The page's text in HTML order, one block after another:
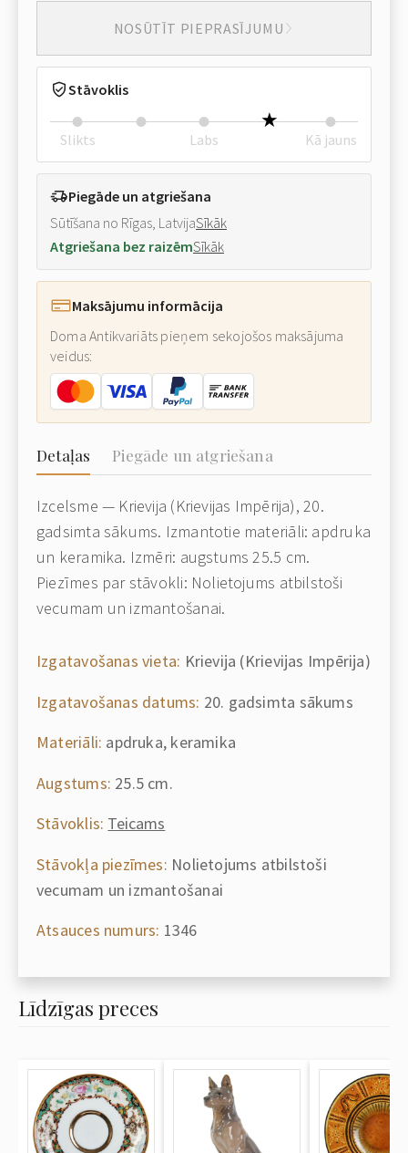
NOSŪTĪT PIEPRASĪJUMU
Stāvoklis
Slikts Labs Kā jauns
Piegāde un atgriešana
Sūtīšana no Rīgas, LatvijaSīkāk
Atgriešana bez raizēmSīkāk
Maksājumu informācija
Doma Antikvariāts pieņem sekojošos maksājuma
veidus:
Detaļas Piegāde un atgriešana
Izcelsme — Krievija (Krievijas Impērija), 20.
gadsimta sākums. Izmantotie materiāli: apdruka
un keramika. Izmēri: augstums 25.5 cm.
Piezīmes par stāvokli: Nolietojums atbilstoši
vecumam un izmantošanai.
Izgatavošanas vieta: Krievija (Krievijas Impērija)
Izgatavošanas datums: 20. gadsimta sākums
Materiāli: apdruka, keramika
Augstums: 25.5 cm.
Stāvoklis: Teicams
Stāvokļa piezīmes: Nolietojums atbilstoši
vecumam un izmantošanai
Atsauces numurs: 1346
Līdzīgas preces